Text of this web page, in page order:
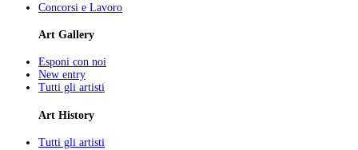
Concorsi e Lavoro
Art Gallery
Esponi con noi
New entry
Tutti gli artisti
Art History
Tutti gli artisti